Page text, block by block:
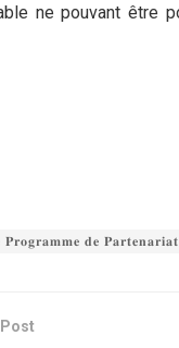
ne pouvant être
𝐏𝐫𝐨𝐠𝐫𝐚𝐦𝐦𝐞 𝐝𝐞 𝐏𝐚𝐫𝐭𝐞𝐧𝐚𝐫𝐢𝐚𝐭